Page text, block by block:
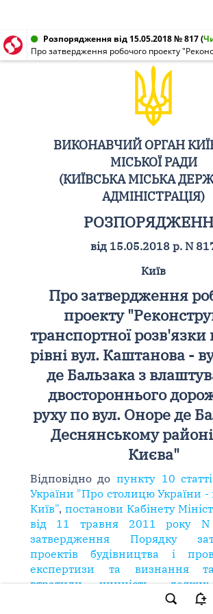
Розпорядження від 15.05.2018 № 817(
ВИКОНАВЧИЙ ОРГАН
МІСЬКОЇ РАДИ
(КИЇВСЬКА МІСЬКА
АДМІНІСТРАЦІЯ)
від 15.05.2018 р. N
Київ
Про затвердження
проекту
транспортної
рівні вул. Каштанова -
де Бальзака з
двостороннього
руху по вул. Оноре де
Деснянському
Києва"
Відповідно до пункту 10
України "Про столицю України -
Київ", постанови Кабінету
від 11 травня 2011 року
затвердження Порядку
проектів будівництва і
експертизи та визнання
втратили чинність,
Кабінету Міністрів України"